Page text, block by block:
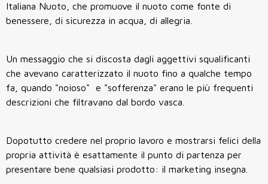
Italiana Nuoto, che promuove il nuoto come fonte di
benessere, di sicurezza in acqua, di allegria.
Un messaggio che si discosta dagli aggettivi squalificanti
che avevano caratterizzato il nuoto fino a qualche tempo
fa, quando "noioso" e "sofferenza" erano le più frequenti
descrizioni che filtravano dal bordo vasca.
Dopotutto credere nel proprio lavoro e mostrarsi felici della
propria attività è esattamente il punto di partenza per
presentare bene qualsiasi prodotto: il marketing insegna.